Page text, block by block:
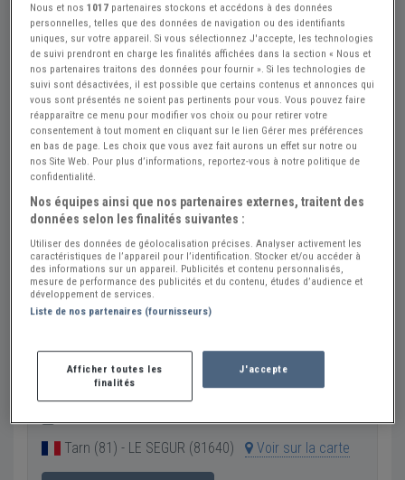
+4
Réf : A664246 Actualisée le : 12/07/2026
120 €
Vendeur Particulier
Tarn (81) - LE SEGUR (81640) Voir sur la carte
Nous et nos1017 partenaires stockons et accédons à des données
personnelles, telles que des données de navigation ou des identifiants
uniques, sur votre appareil. Si vous sélectionnez J'accepte, les technologies
de suivi prendront en charge les finalités affichées dans la section « Nous et
nos partenaires traitons des données pour fournir ». Si les technologies de
suivi sont désactivées, il est possible que certains contenus et annonces qui
vous sont présentés ne soient pas pertinents pour vous. Vous pouvez faire
réapparaître ce menu pour modifier vos choix ou pour retirer votre
consentement à tout moment en cliquant sur le lien Gérer mes préférences
en bas de page. Les choix que vous avez fait aurons un effet sur notre ou
nos Site Web. Pour plus d’informations, reportez-vous à notre politique de
confidentialité.
Nos équipes ainsi que nos partenaires externes, traitent des
données selon les finalités suivantes :
Utiliser des données de géolocalisation précises. Analyser activement les
caractéristiques de l’appareil pour l’identification. Stocker et/ou accéder à
des informations sur un appareil. Publicités et contenu personnalisés,
mesure de performance des publicités et du contenu, études d’audience et
développement de services.
Liste de nos partenaires (fournisseurs)
Afficher toutes les
finalités
J'accepte